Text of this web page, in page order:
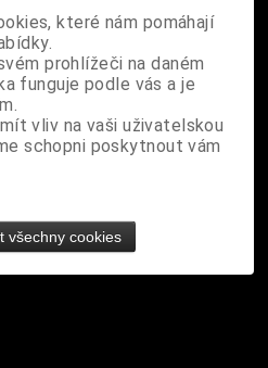
nebo tašku či batoh
které nám pomáhají
prohlížeči na daném
funguje podle vás a je
vliv na vaši uživatelskou
schopni poskytnout vám
všechny cookies